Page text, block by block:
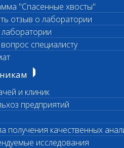
"Спасенные хвосты"
отзыв о лаборатории
лаборатории
специалисту
и клиник
предприятий
получения качественных
исследования
все образцы
позволяет избежать
образца.
и входного
все
распределяются на
места.
выполняемых на
включая выдачу